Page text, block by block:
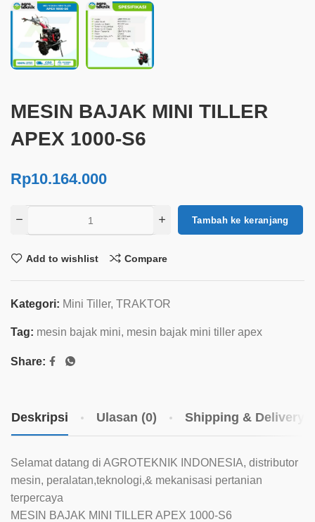
MESIN BAJAK MINI TILLER
APEX 1000-S6
Rp10.164.000
Tambah ke keranjang
Add to wishlist Compare
Kategori: Mini Tiller, TRAKTOR
Tag: mesin bajak mini, mesin bajak mini tiller apex
Share:
Deskripsi Ulasan (0) Shipping & Delivery
Selamat datang di AGROTEKNIK INDONESIA, distributor
mesin, peralatan,teknologi,& mekanisasi pertanian
terpercaya
MESIN BAJAK MINI TILLER APEX 1000-S6